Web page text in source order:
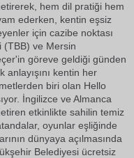
hem dil pratiği hem
ederken, kentin eşsiz
için cazibe noktası
(TBB) ve Mersin
göreve geldiği günden
kentin her
biri olan Hello
İngilizce ve Almanca
etkinlikte sahilin temiz
oyunlar eşliğinde
dünyaya açılmasında
Belediyesi ücretsiz